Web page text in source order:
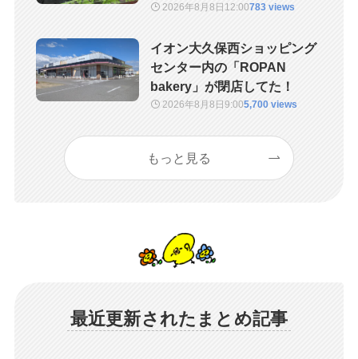
2026年8月8日 12:00783 views
イオン大久保西ショッピング
センター内の「ROPAN
bakery」が閉店してた！
2026年8月8日 9:005,700 views
もっと見る
最近更新されたまとめ記事